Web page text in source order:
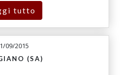
tutto
09/2015
(SA)